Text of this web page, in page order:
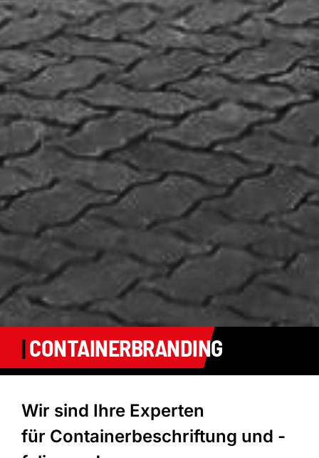
|CONTAINERBRANDING
Wir sind Ihre Experten
für Containerbeschriftung und -